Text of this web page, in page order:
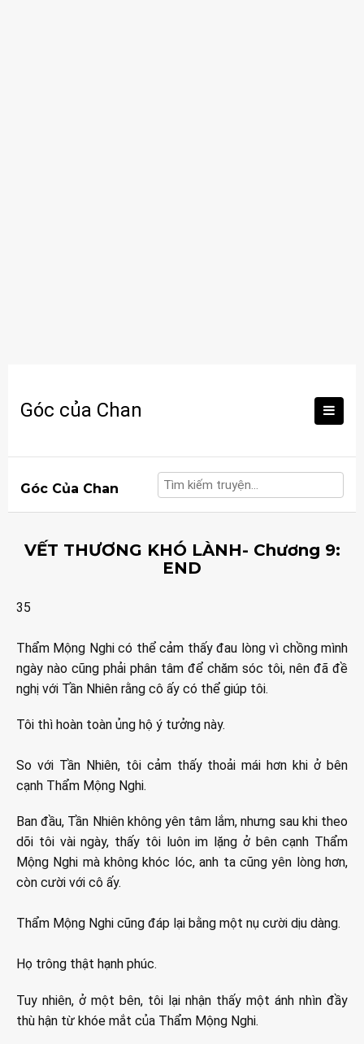
content
Góc của Chan
Góc Của Chan
VẾT THƯƠNG KHÓ LÀNH- Chương 9:
END
35
Thẩm Mộng Nghi có thể cảm thấy đau lòng vì chồng mình
ngày nào cũng phải phân tâm để chăm sóc tôi, nên đã đề
nghị với Tần Nhiên rằng cô ấy có thể giúp tôi.
Tôi thì hoàn toàn ủng hộ ý tưởng này.
So với Tần Nhiên, tôi cảm thấy thoải mái hơn khi ở bên
cạnh Thẩm Mộng Nghi.
Ban đầu, Tần Nhiên không yên tâm lắm, nhưng sau khi theo
dõi tôi vài ngày, thấy tôi luôn im lặng ở bên cạnh Thẩm
Mộng Nghi mà không khóc lóc, anh ta cũng yên lòng hơn,
còn cười với cô ấy.
Thẩm Mộng Nghi cũng đáp lại bằng một nụ cười dịu dàng.
Họ trông thật hạnh phúc.
Tuy nhiên, ở một bên, tôi lại nhận thấy một ánh nhìn đầy
thù hận từ khóe mắt của Thẩm Mộng Nghi.